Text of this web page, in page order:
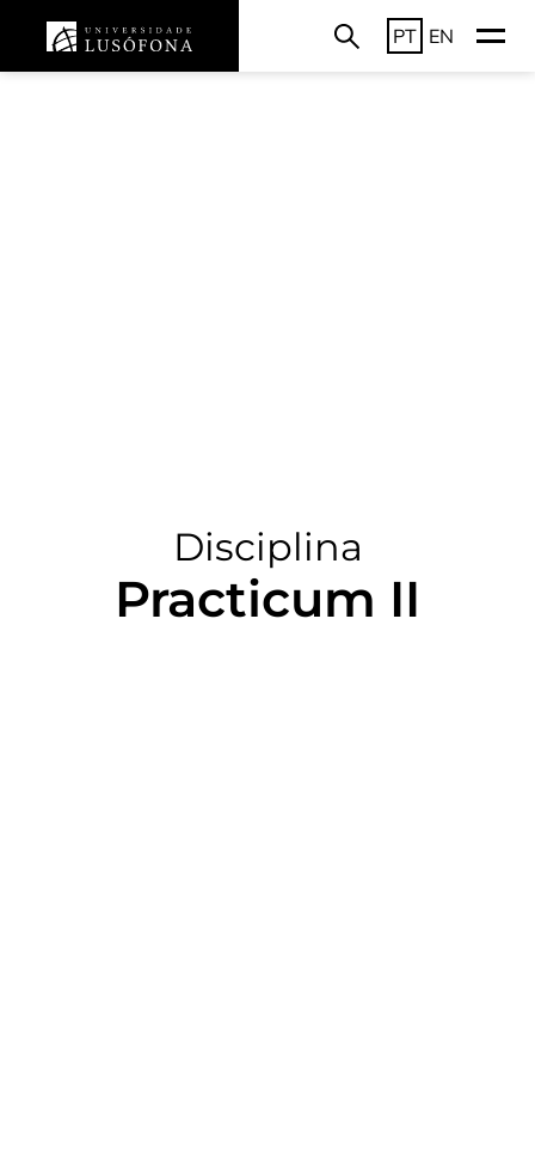
PT EN
Disciplina
Practicum II